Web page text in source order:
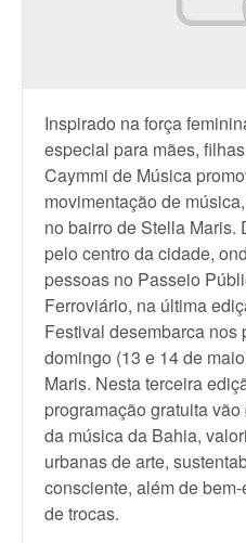
Inspirado na força
especial para mães,
Caymmi de Música
movimentação de
no bairro de Stella Maris.
pelo centro da cidade,
pessoas no Passeio
Ferroviário, na última
Festival desembarca nos
domingo (13 e 14 de
Maris. Nesta terceira
programação gratuita
da música da Bahia,
urbanas de arte,
consciente, além de
de trocas.